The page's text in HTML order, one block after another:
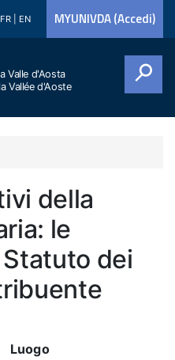
FR EN MYUNIVDA (Accedi)
Valle d'Aosta
Vallée d'Aoste
della
le
dei
Luogo